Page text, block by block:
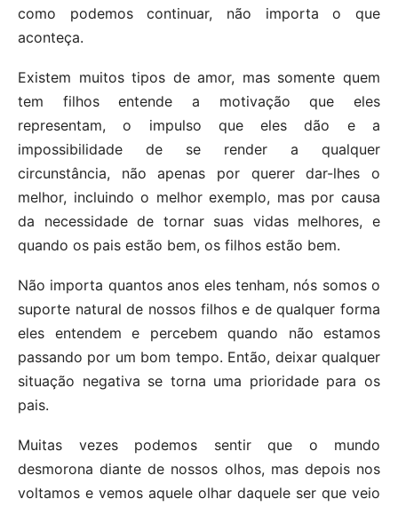
como podemos continuar, não importa o que
aconteça.
Existem muitos tipos de amor, mas somente quem
tem filhos entende a motivação que eles
representam, o impulso que eles dão e a
impossibilidade de se render a qualquer
circunstância, não apenas por querer dar-lhes o
melhor, incluindo o melhor exemplo, mas por causa
da necessidade de tornar suas vidas melhores, e
quando os pais estão bem, os filhos estão bem.
Não importa quantos anos eles tenham, nós somos o
suporte natural de nossos filhos e de qualquer forma
eles entendem e percebem quando não estamos
passando por um bom tempo. Então, deixar qualquer
situação negativa se torna uma prioridade para os
pais.
Muitas vezes podemos sentir que o mundo
desmorona diante de nossos olhos, mas depois nos
voltamos e vemos aquele olhar daquele ser que veio